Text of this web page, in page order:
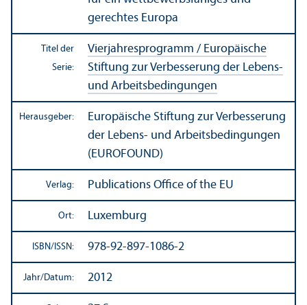
gerechtes Europa
Titel der
Serie:
Vierjahres­programm / Europäische
Stiftung zur Verbesserung der Lebens-
und Arbeits­bedingungen
Herausgeber:
Europäische Stiftung zur Verbesserung
der Lebens- und Arbeits­bedingungen
(EUROFOUND)
Verlag: Publications Office of the EU
Ort: Luxemburg
ISBN/ ISSN: 978-92-897-1086-2
Jahr/Datum: 2012